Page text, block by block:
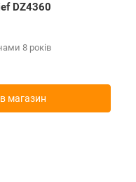
DZ4360
8 років
магазин